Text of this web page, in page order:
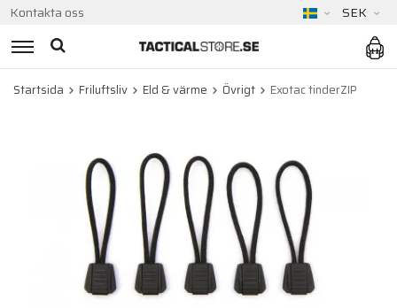
Kontakta oss SEK
Startsida Friluftsliv Eld & värme Övrigt Exotac tinderZIP